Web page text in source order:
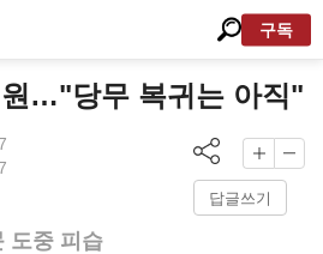
구독
…"당무 복귀는 아직"
답글쓰기
도중 피습